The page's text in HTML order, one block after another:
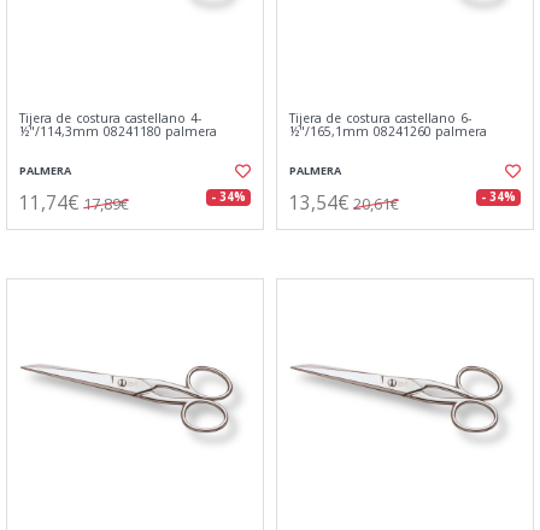
Tijera de costura castellano 4-
½"/114,3mm 08241180 palmera
PALMERA
11,74€ 17,89€ - 34%
Tijera de costura castellano 6-
½"/165,1mm 08241260 palmera
PALMERA
13,54€ 20,61€ - 34%